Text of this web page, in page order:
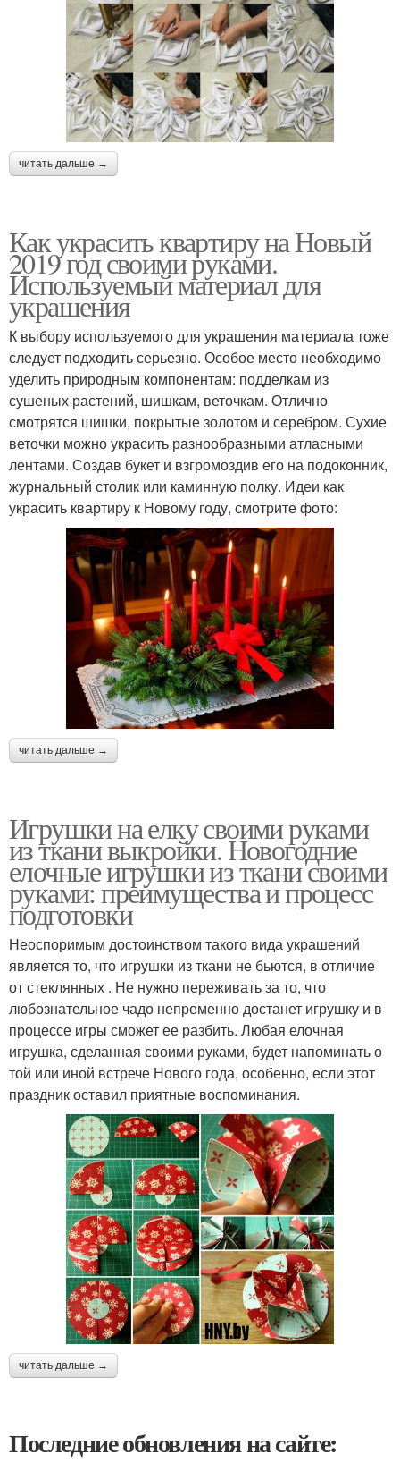
читать дальше →
Как украсить квартиру на Новый
2019 год своими руками.
Используемый материал для
украшения
К выбору используемого для украшения материала тоже
следует подходить серьезно. Особое место необходимо
уделить природным компонентам: подделкам из
сушеных растений, шишкам, веточкам. Отлично
смотрятся шишки, покрытые золотом и серебром. Сухие
веточки можно украсить разнообразными атласными
лентами. Создав букет и взгромоздив его на подоконник,
журнальный столик или каминную полку. Идеи как
украсить квартиру к Новому году, смотрите фото:
читать дальше →
Игрушки на елку своими руками
из ткани выкройки. Новогодние
елочные игрушки из ткани своими
руками: преимущества и процесс
подготовки
Неоспоримым достоинством такого вида украшений
является то, что игрушки из ткани не бьются, в отличие
от стеклянных . Не нужно переживать за то, что
любознательное чадо непременно достанет игрушку и в
процессе игры сможет ее разбить. Любая елочная
игрушка, сделанная своими руками, будет напоминать о
той или иной встрече Нового года, особенно, если этот
праздник оставил приятные воспоминания.
читать дальше →
Последние обновления на сайте: